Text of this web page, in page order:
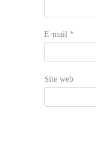
E-mail *
Site web